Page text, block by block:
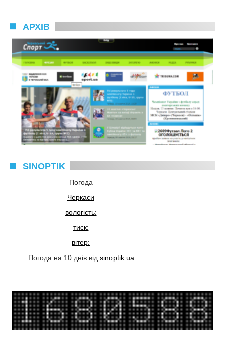
АРХІВ
SINOPTIK
Погода
Черкаси
вологість:
тиск:
вітер:
Погода на 10 днів від sinoptik.ua